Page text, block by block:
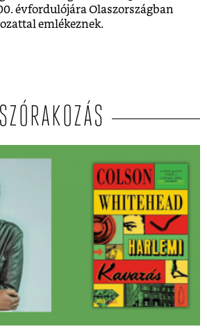
évfordulójára Olaszországban
emlékeznek.
SZÓRAKOZÁS